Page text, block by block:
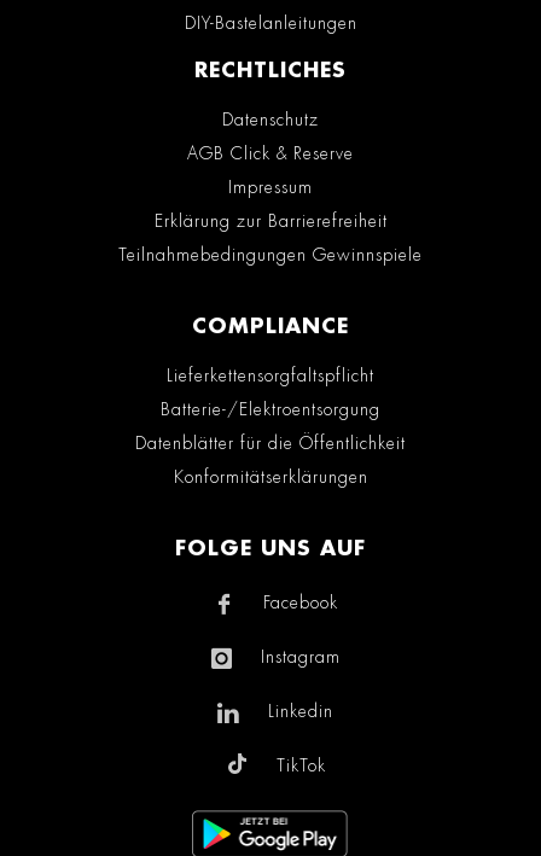
DIY-Bastelanleitungen
RECHTLICHES
Datenschutz
AGB Click & Reserve
Impressum
Erklärung zur Barrierefreiheit
Teilnahmebedingungen Gewinnspiele
COMPLIANCE
Lieferkettensorgfaltspflicht
Batterie-/Elektroentsorgung
Datenblätter für die Öffentlichkeit
Konformitätserklärungen
FOLGE UNS AUF
Facebook
Instagram
Linkedin
TikTok